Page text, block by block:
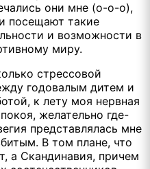
они мне (о-о-о),
посещают такие
и возможности в
миру.
стрессовой
годовалым дитем и
к лету моя нервная
желательно где-
представлялась мне
В том плане, что
а Скандинавия, причем